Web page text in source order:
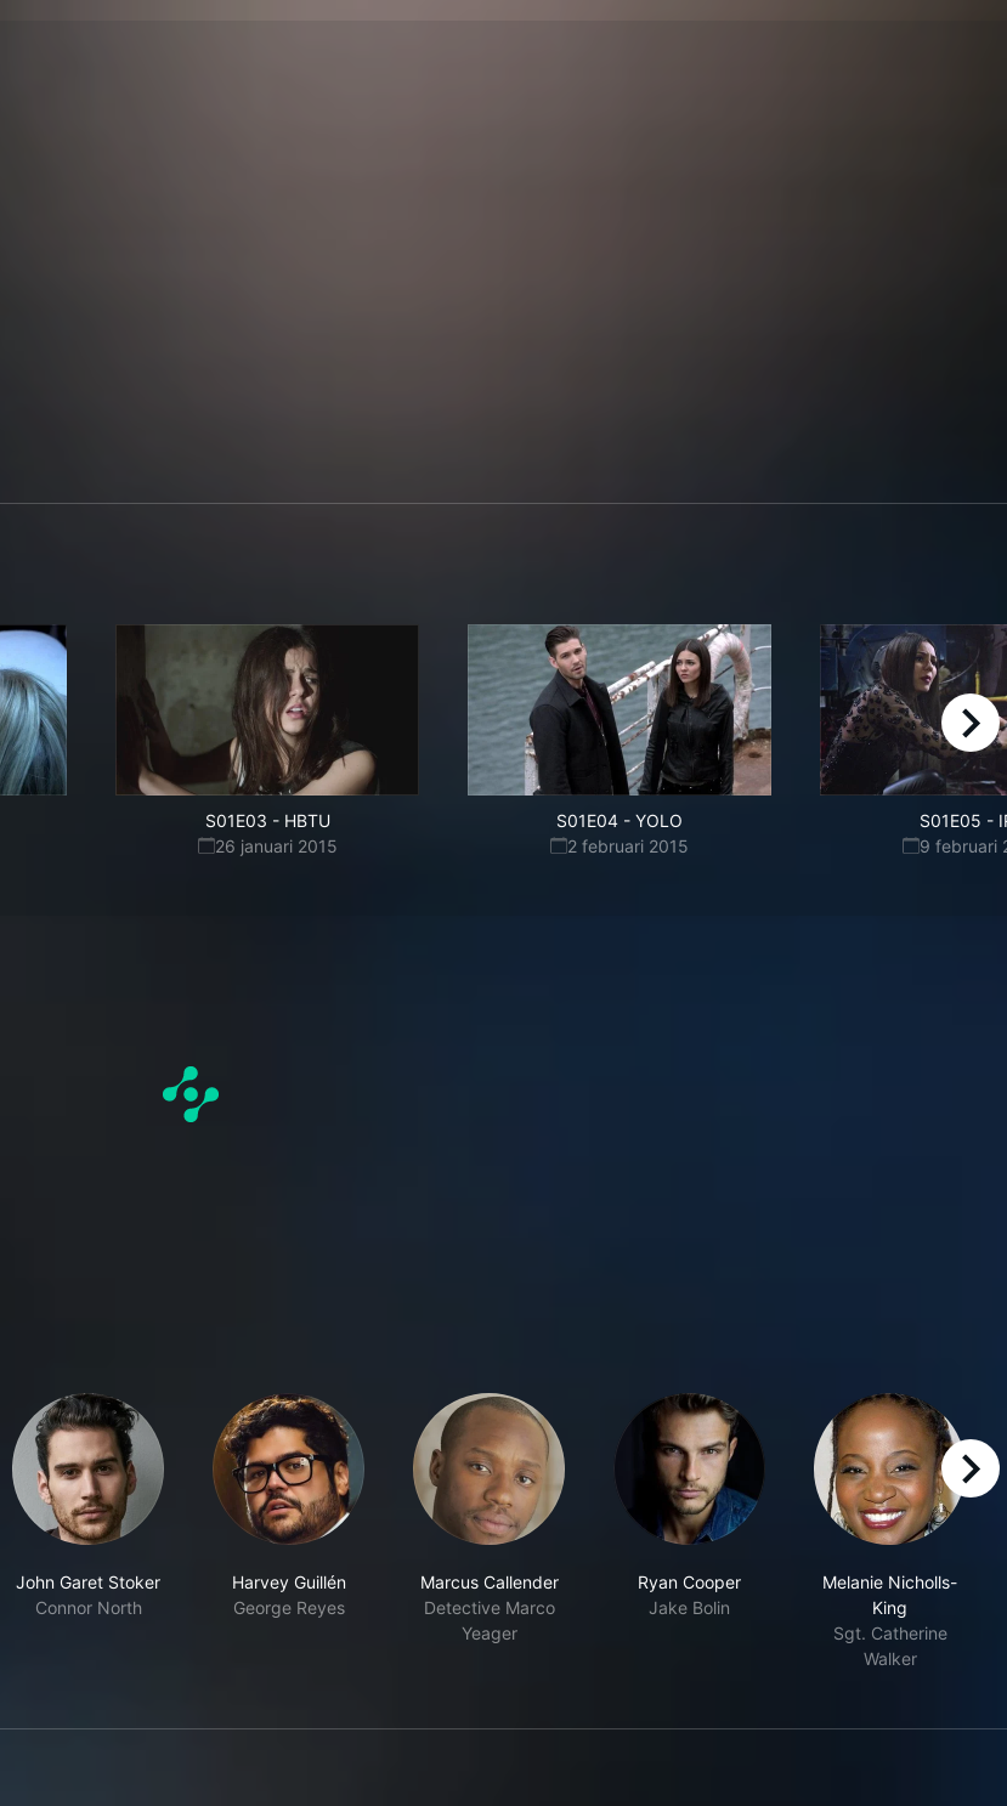
S01E03 - HBTU
26 januari 2015
S01E04 - YOLO
2 februari 2015
S01E05 -
9 februari
right
John Garet Stoker
Connor North
Harvey Guillén
George Reyes
Marcus Callender
Detective Marco
Yeager
Ryan Cooper
Jake Bolin
Melanie Nicholls-
King
Sgt. Catherine
Walker
right